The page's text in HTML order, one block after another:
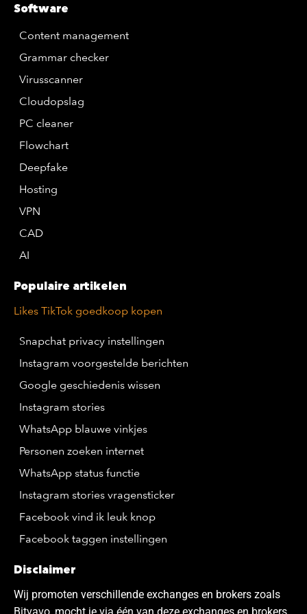
Software
Content management
Grammar checker
Virusscanner
Cloudopslag
PC cleaner
Flowchart
Deepfake
Hosting
VPN
CAD
AI
Populaire artikelen
Likes TikTok goedkoop kopen
Snapchat privacy instellingen
Instagram voorgestelde berichten
Google geschiedenis wissen
Instagram stories
WhatsApp blauwe vinkjes
Personen zoeken internet
WhatsApp status functie
Instagram stories vragensticker
Facebook vind ik leuk knop
Facebook taggen instellingen
Disclaimer
Wij promoten verschillende exchanges en brokers zoals